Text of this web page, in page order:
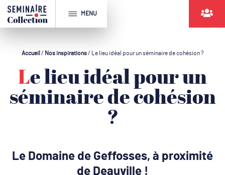
MENU
Accueil / Nos inspirations/ Le lieu idéal pour un séminaire de cohésion ?
Le lieu idéal pour un
séminaire de cohésion
?
Le Domaine de Geffosses, à proximité
de Deauville !